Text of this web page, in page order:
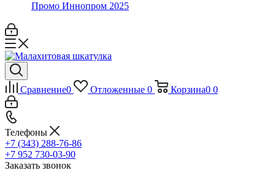
Промо Иннопром 2025
Сравнение0 Отложенные 0 Корзина0 0
Телефоны
+7 (343) 288-76-86
+7 952 730-03-90
Заказать звонок